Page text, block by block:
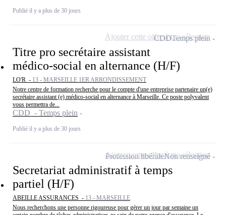
Publié il y a plus de 30 jours
Titre pro secrétaire assistant
médico-social en alternance (H/F)
LO'R - 13 - MARSEILLE 1ER ARRONDISSEMENT
Notre centre de formation recherche pour le compte d'une entreprise partenaire un(e)
secrétaire assistant (e) médico-social en alternance à Marseille. Ce poste polyvalent
vous permettra de...
CDD - Temps plein
Publié il y a plus de 30 jours
CDDTemps plein
Ajouter cette offre à ma sélection
Secretariat administratif à temps
partiel (H/F)
ABEILLE ASSURANCES - 13 - MARSEILLE
Nous recherchons une personne rigoureuse pour gérer un jour par semaine un
Profession libéraleNon renseigné
Ajouter cette offre à ma sélection